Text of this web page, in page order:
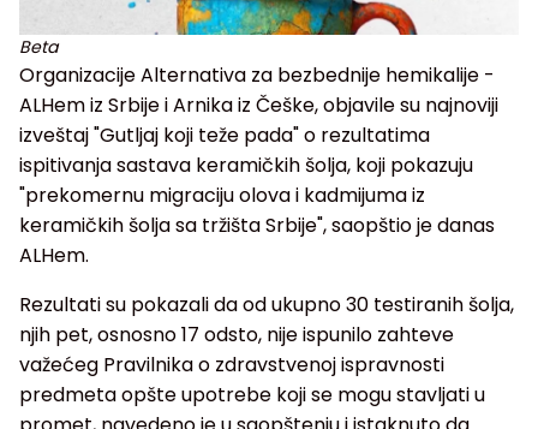
Beta
Organizacije Alternativa za bezbednije hemikalije -
ALHem iz Srbije i Arnika iz Češke, objavile su najnoviji
izveštaj "Gutljaj koji teže pada" o rezultatima
ispitivanja sastava keramičkih šolja, koji pokazuju
"prekomernu migraciju olova i kadmijuma iz
keramičkih šolja sa tržišta Srbije", saopštio je danas
ALHem.
Rezultati su pokazali da od ukupno 30 testiranih šolja,
njih pet, osnosno 17 odsto, nije ispunilo zahteve
važećeg Pravilnika o zdravstvenoj ispravnosti
predmeta opšte upotrebe koji se mogu stavljati u